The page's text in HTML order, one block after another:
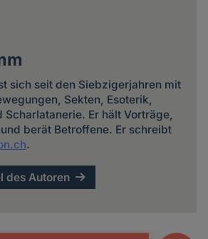
sich seit den Siebzigerjahren mit
Sekten, Esoterik,
Scharlatanerie. Er hält Vorträge,
berät Betroffene. Er schreibt
.
des Autoren